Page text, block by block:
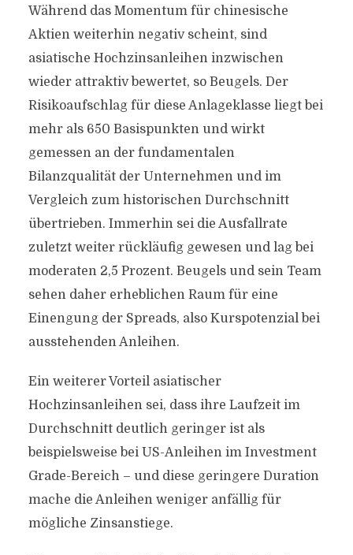
Während das Momentum für chinesische
Aktien weiterhin negativ scheint, sind
asiatische Hochzinsanleihen inzwischen
wieder attraktiv bewertet, so Beugels. Der
Risikoaufschlag für diese Anlageklasse liegt bei
mehr als 650 Basispunkten und wirkt
gemessen an der fundamentalen
Bilanzqualität der Unternehmen und im
Vergleich zum historischen Durchschnitt
übertrieben. Immerhin sei die Ausfallrate
zuletzt weiter rückläufig gewesen und lag bei
moderaten 2,5 Prozent. Beugels und sein Team
sehen daher erheblichen Raum für eine
Einengung der Spreads, also Kurspotenzial bei
ausstehenden Anleihen.
Ein weiterer Vorteil asiatischer
Hochzinsanleihen sei, dass ihre Laufzeit im
Durchschnitt deutlich geringer ist als
beispielsweise bei US-Anleihen im Investment
Grade-Bereich – und diese geringere Duration
mache die Anleihen weniger anfällig für
mögliche Zinsanstiege.